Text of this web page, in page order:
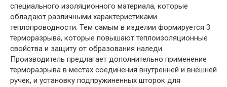
специального изоляционного материала, которые
обладают различными характеристиками
теплопроводности. Тем самым в изделии формируется 3
терморазрыва, которые повышают теплоизоляционные
свойства и защиту от образования наледи.
Производитель предлагает дополнительно применение
терморазрыва в местах соединения внутренней и внешней
ручек, и установку подпружиненных шторок для